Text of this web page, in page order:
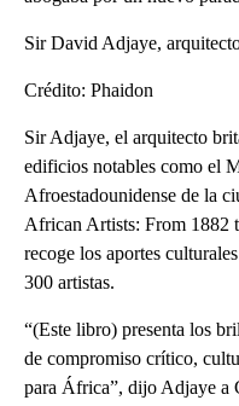
Sir David Adjaye,
Crédito: Phaidon
Sir Adjaye, el arquitecto
edificios notables como el
Afroestadounidense de la
African Artists: From 1882
recoge los aportes
300 artistas.
“(Este libro) presenta los
de compromiso crítico,
para África”, dijo Adjaye a